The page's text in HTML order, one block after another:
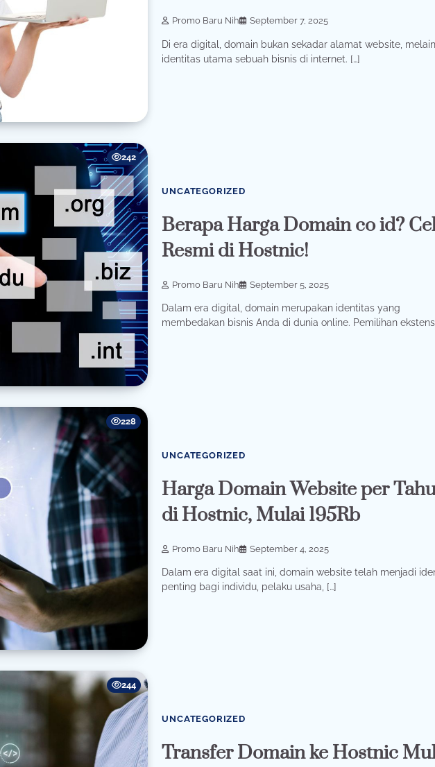
Promo Baru Nih September 7, 2025
Di era digital, domain bukan sekadar alamat website,
identitas utama sebuah bisnis di internet. […]
242
UNCATEGORIZED
Berapa Harga Domain co id?
Resmi di Hostnic!
Promo Baru Nih September 5, 2025
Dalam era digital, domain merupakan identitas yang
membedakan bisnis Anda di dunia online. Pemilihan
228
UNCATEGORIZED
Harga Domain Website per
di Hostnic, Mulai 195Rb
Promo Baru Nih September 4, 2025
Dalam era digital saat ini, domain website telah menjadi
penting bagi individu, pelaku usaha, […]
244
UNCATEGORIZED
Transfer Domain ke Hostnic